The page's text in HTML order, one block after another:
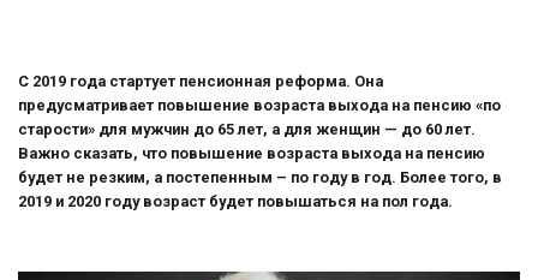
С 2019 года стартует пенсионная реформа. Она
предусматривает повышение возраста выхода на пенсию «по
старости» для мужчин до 65 лет, а для женщин — до 60 лет.
Важно сказать, что повышение возраста выхода на пенсию
будет не резким, а постепенным – по году в год. Более того, в
2019 и 2020 году возраст будет повышаться на пол года.